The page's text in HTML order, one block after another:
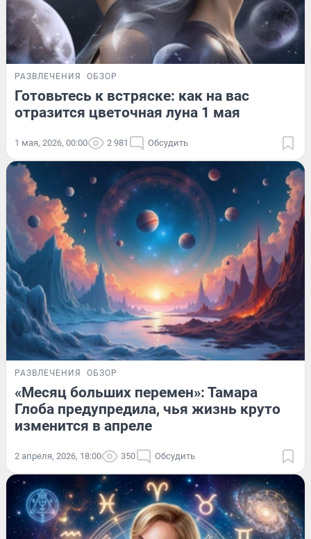
РАЗВЛЕЧЕНИЯ ОБЗОР
Готовьтесь к встряске: как на вас
отразится цветочная луна 1 мая
1 мая, 2026, 00:00 2 981 Обсудить
РАЗВЛЕЧЕНИЯ ОБЗОР
«Месяц больших перемен»: Тамара
Глоба предупредила, чья жизнь круто
изменится в апреле
2 апреля, 2026, 18:00 350 Обсудить